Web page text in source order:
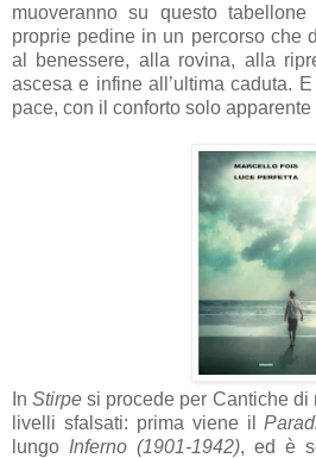
muoveranno su questo
proprie pedine in un percorso che
al benessere, alla rovina, alla
ascesa e infine all’ultima caduta.
pace, con il conforto solo
InStirpe si procede per Cantiche di
livelli sfalsati: prima viene il
lungo Inferno (1901-1942), ed è